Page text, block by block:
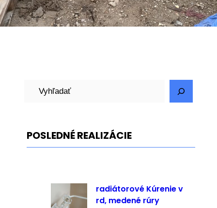
d
a
POSLEDNÉ REALIZÁCIE
radiátorové Kúrenie v
rd, medené rúry